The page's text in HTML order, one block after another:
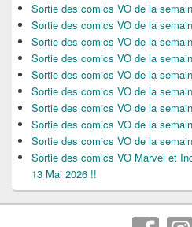
Sortie des comics VO de la
Sortie des comics VO de la
Sortie des comics VO de la
Sortie des comics VO de la
Sortie des comics VO de la
Sortie des comics VO de la
Sortie des comics VO de la
Sortie des comics VO de la
Sortie des comics VO de la
Sortie des comics VO Marvel et
13 Mai 2026 !!